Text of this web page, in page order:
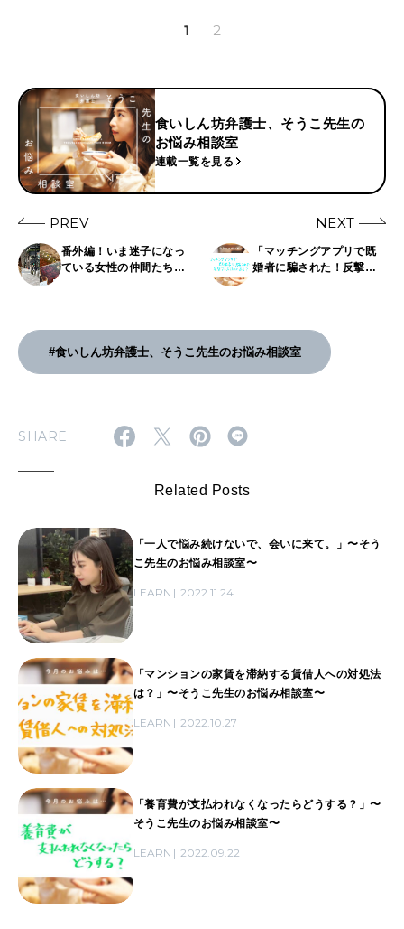
1 2
食いしん坊弁護士、そうこ先生の
お悩み相談室
連載一覧を見る
PREV
番外編！いま迷子になっ
ている女性の仲間たち
NEXT
「マッチングアプリで既
婚者に騙された！反撃す
#食いしん坊弁護士、そうこ先生のお悩み相談室
SHARE
Related Posts
「一人で悩み続けないで、会いに来て。」〜そう
こ先生のお悩み相談室〜
LEARN 2022.11.24
「マンションの家賃を滞納する賃借人への対処法
は？」〜そうこ先生のお悩み相談室〜
LEARN 2022.10.27
「養育費が支払われなくなったらどうする？」〜
そうこ先生のお悩み相談室〜
LEARN 2022.09.22